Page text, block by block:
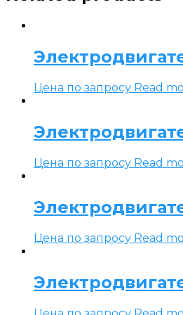
Цена по запросу Read
Цена по запросу Read
Цена по запросу Read